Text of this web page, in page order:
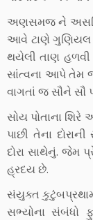
અણસમજ ને
આવે ટાણે ગુણિયલ
થયેલી તાણ હળવી
સાંત્વના આપે તેમ
વાગતાં જ સૌને સૌ
સોય પોતાના શિરે
પાછી તેના
દોરા સાથેનું. જેમ
હ્રદય છે.
સંયુક્ત
સભ્યોના સંબંધો